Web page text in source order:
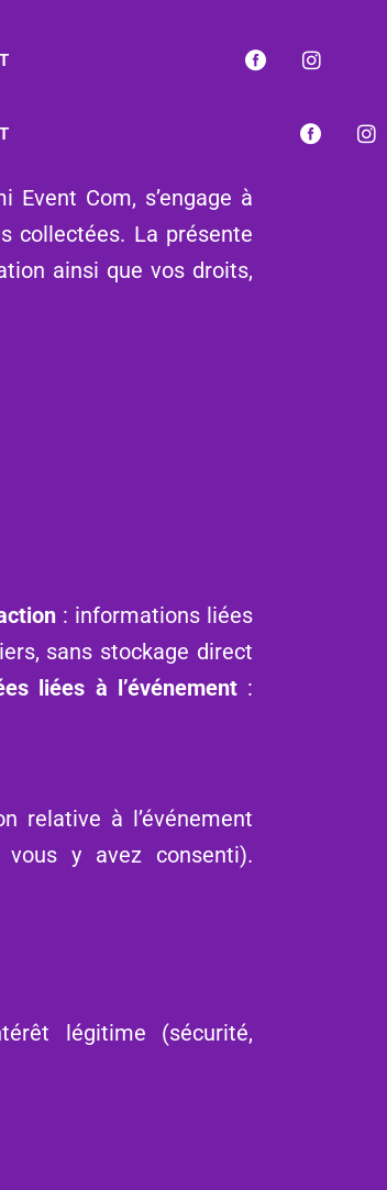
Event Com, s’engage à
collectées. La présente
ainsi que vos droits,
: informations liées
sans stockage direct
liées à l’événement :
relative à l’événement
vous y avez consenti).
légitime (sécurité,